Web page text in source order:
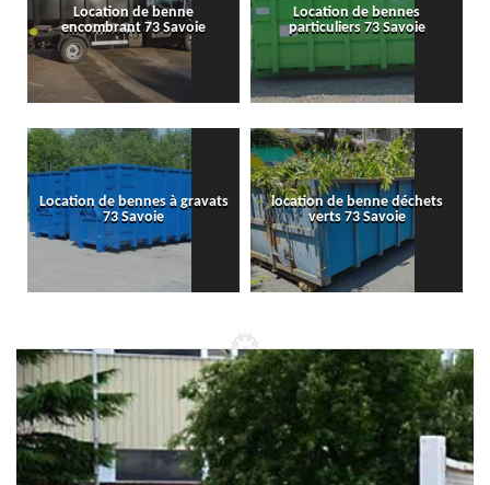
Location de benne
encombrant 73 Savoie
Location de bennes
particuliers 73 Savoie
Location de bennes à gravats
73 Savoie
location de benne déchets
verts 73 Savoie